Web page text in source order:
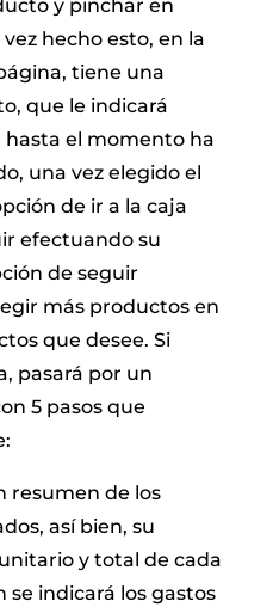
y pinchar en
hecho esto, en la
tiene una
que le indicará
el momento ha
una vez elegido el
de ir a la caja
efectuando su
de seguir
más productos en
que desee. Si
pasará por un
5 pasos que
resumen de los
así bien, su
y total de cada
se indicará los gastos